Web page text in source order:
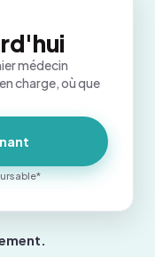
médecin
charge, où que